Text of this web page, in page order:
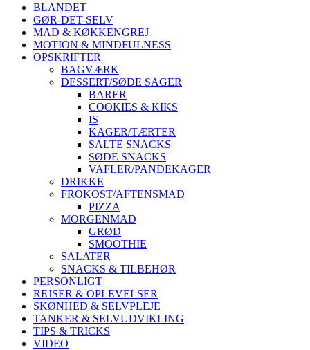
BLANDET
GØR-DET-SELV
MAD & KØKKENGREJ
MOTION & MINDFULNESS
OPSKRIFTER
BAGVÆRK
DESSERT/SØDE SAGER
BARER
COOKIES & KIKS
IS
KAGER/TÆRTER
SALTE SNACKS
SØDE SNACKS
VAFLER/PANDEKAGER
DRIKKE
FROKOST/AFTENSMAD
PIZZA
MORGENMAD
GRØD
SMOOTHIE
SALATER
SNACKS & TILBEHØR
PERSONLIGT
REJSER & OPLEVELSER
SKØNHED & SELVPLEJE
TANKER & SELVUDVIKLING
TIPS & TRICKS
VIDEO